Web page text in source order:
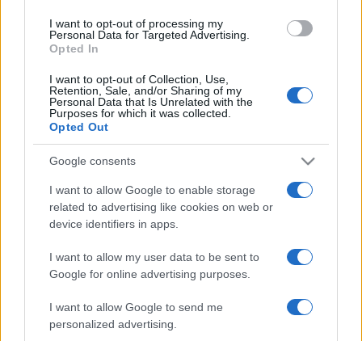
I want to opt-out of processing my
Personal Data for Targeted Advertising.
Opted In
I want to opt-out of Collection, Use,
Retention, Sale, and/or Sharing of my
Personal Data that Is Unrelated with the
Purposes for which it was collected.
Opted Out
Google consents
I want to allow Google to enable storage
related to advertising like cookies on web or
device identifiers in apps.
I want to allow my user data to be sent to
Google for online advertising purposes.
I want to allow Google to send me
personalized advertising.
Da kannst du sein LOGIN
Hard Crossword Überblick
Speziell für Kreuzworträtsel-Fans entwickelt, die eine
anspruchsvolle tägliche Herausforderung suchen!
Verbessern Sie Ihre Kreuzworträtselfähigkeiten mit
diesem kostenlosen, täglichen Kreuzworträtsel,
Experten für anspruchsvolle, aber faire Kreuzworträtsel.
Jedes von Stans „Hard Crosswords“ hat ein kniffliges
Wortspiele und Irreführungen und erfordert ein breites
Allgemeinwissen. Seien Sie also gewarnt – dies sind